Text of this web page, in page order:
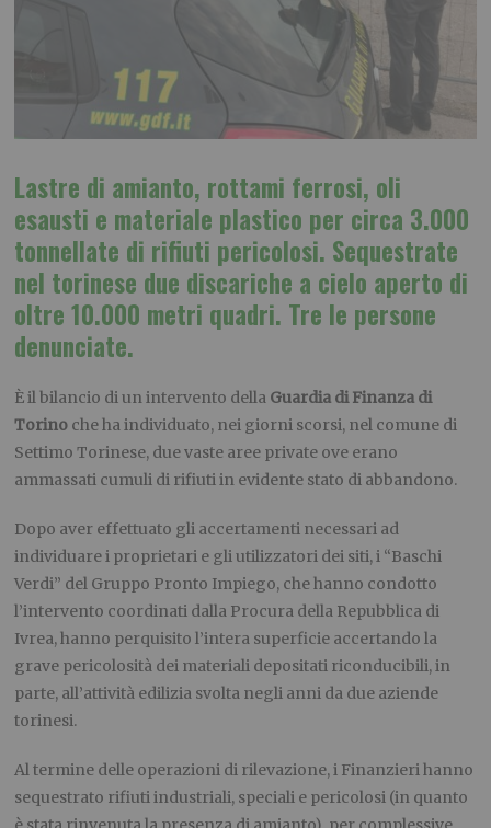
Lastre di amianto, rottami ferrosi, oli
esausti e materiale plastico per circa 3.000
tonnellate di rifiuti pericolosi. Sequestrate
nel torinese due discariche a cielo aperto di
oltre 10.000 metri quadri. Tre le persone
denunciate.
È il bilancio di un intervento della Guardia di Finanza di
Torino che ha individuato, nei giorni scorsi, nel comune di
Settimo Torinese, due vaste aree private ove erano
ammassati cumuli di rifiuti in evidente stato di abbandono.
Dopo aver effettuato gli accertamenti necessari ad
individuare i proprietari e gli utilizzatori dei siti, i “Baschi
Verdi” del Gruppo Pronto Impiego, che hanno condotto
l’intervento coordinati dalla Procura della Repubblica di
Ivrea, hanno perquisito l’intera superficie accertando la
grave pericolosità dei materiali depositati riconducibili, in
parte, all’attività edilizia svolta negli anni da due aziende
torinesi.
Al termine delle operazioni di rilevazione, i Finanzieri hanno
sequestrato rifiuti industriali, speciali e pericolosi (in quanto